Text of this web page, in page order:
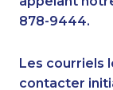
1-780-420-6214
1-877-788-1752
1-506-265-4736
878-9444.
Les courriels
contacter